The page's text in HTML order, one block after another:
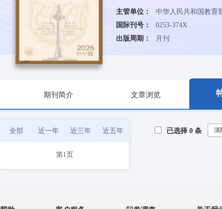
主管单位：
中华人民共和国教育
国际刊号：
0253-374X
出版周期：
月刊
期刊简介 文章浏览
全部 近一年 近三年 近五年
第1页
已选择 0 条 清